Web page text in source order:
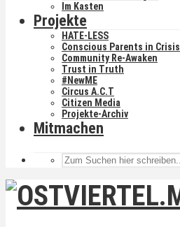
Im Kasten
Projekte
HATE-LESS
Conscious Parents in Crisis
Community Re-Awaken
Trust in Truth
#NewME
Circus A.C.T
Citizen Media
Projekte-Archiv
Mitmachen